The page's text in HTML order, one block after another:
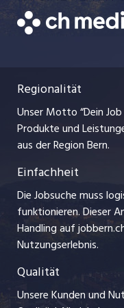
Freelance Jobs
Ferienjobs
Management / Kader-
Arbeitgeber
Jobline
Bewerber-Cockpit
Datenschutzerklärung
Impressum
Stellenmeldepflicht
zentraljob.ch
myjob.ch
jobzüri.ch
ajourjob.ch
baernerbaer.ch
chmedia.ch
Regionalität
Unser Motto “Dein
Produkte und
aus der Region Bern.
Einfachheit
Die Jobsuche muss
funktionieren. Dieser
Handling auf
Nutzungserlebnis.
Qualität
Unsere Kunden und